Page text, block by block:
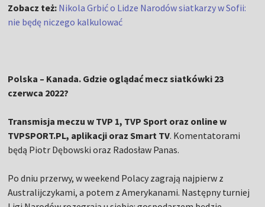
Zobacz też: Nikola Grbić o Lidze Narodów siatkarzy w Sofii:
nie będę niczego kalkulować
Polska – Kanada. Gdzie oglądać mecz siatkówki 23
czerwca 2022?
Transmisja meczu w TVP 1, TVP Sport oraz online w
TVPSPORT.PL, aplikacji oraz Smart TV. Komentatorami
będą Piotr Dębowski oraz Radosław Panas.
Po dniu przerwy, w weekend Polacy zagrają najpierw z
Australijczykami, a potem z Amerykanami. Następny turniej